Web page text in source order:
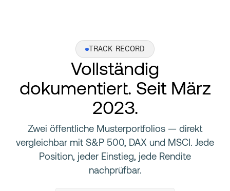
TRACK RECORD
Vollständig
dokumentiert. Seit März
2023.
Zwei öffentliche Musterportfolios — direkt
vergleichbar mit S&P 500, DAX und MSCI. Jede
Position, jeder Einstieg, jede Rendite
nachprüfbar.